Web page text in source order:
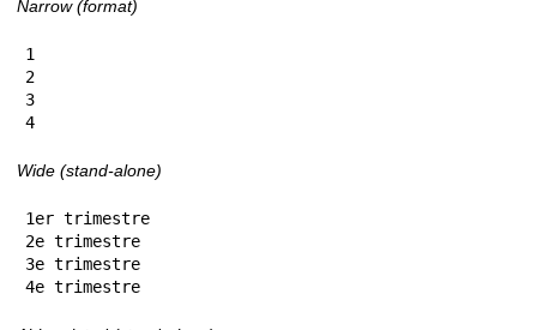
Narrow (format)
1
2
3
4
Wide (stand-alone)
1er trimestre
2e trimestre
3e trimestre
4e trimestre